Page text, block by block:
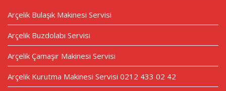
Arçelik Bulaşık Makinesi Servisi
Arçelik Buzdolabı Servisi
Arçelik Çamaşır Makinesi Servisi
Arçelik Kurutma Makinesi Servisi 0212 433 02 42